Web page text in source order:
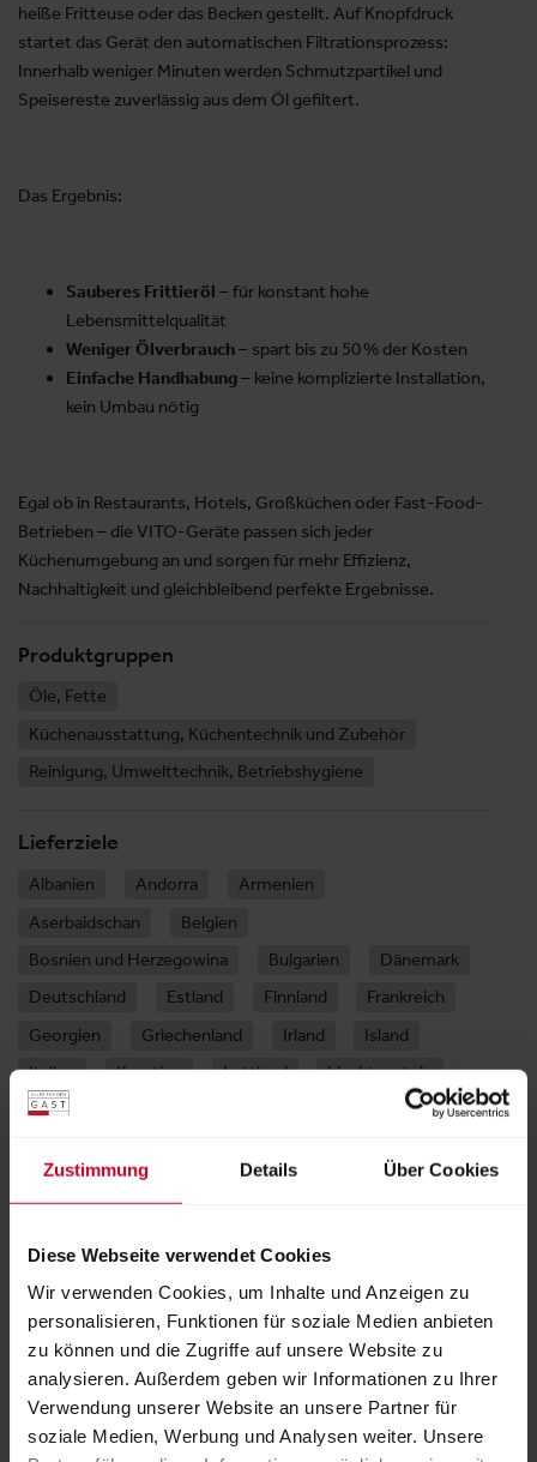
Zustimmung Details Über Cookies
Diese Webseite verwendet Cookies
Wir verwenden Cookies, um Inhalte und Anzeigen zu
personalisieren, Funktionen für soziale Medien anbieten
zu können und die Zugriffe auf unsere Website zu
analysieren. Außerdem geben wir Informationen zu Ihrer
Verwendung unserer Website an unsere Partner für
soziale Medien, Werbung und Analysen weiter. Unsere
heiße Fritteuse oder das Becken gestellt. Auf Knopfdruck
startet das Gerät den automatischen Filtrationsprozess:
Innerhalb weniger Minuten werden Schmutzpartikel und
Speisereste zuverlässig aus dem Öl gefiltert.
Das Ergebnis:
Sauberes Frittieröl – für konstant hohe
Lebensmittelqualität
Weniger Ölverbrauch– spart bis zu 50 % der Kosten
Einfache Handhabung– keine komplizierte Installation,
kein Umbau nötig
Egal ob in Restaurants, Hotels, Großküchen oder Fast-Food-
Betrieben – die VITO-Geräte passen sich jeder
Küchenumgebung an und sorgen für mehr Effizienz,
Nachhaltigkeit und gleichbleibend perfekte Ergebnisse.
Produktgruppen
Öle, Fette
Küchenausstattung, Küchentechnik und Zubehör
Reinigung, Umwelttechnik, Betriebshygiene
Lieferziele
Albanien Andorra
Armenien
Aserbaidschan
Belgien
Bosnien und Herzegowina
Bulgarien
Dänemark
Deutschland
Estland Finnland
Frankreich
Georgien
Griechenland Irland
Island
Italien
Kroatien Lettland
Liechtenstein
Litauen
Schweden
Schweiz Serbien
Slowenien
Spanien Tschechien
Türkei
Ungarn
Vatikanstadt
Zypern